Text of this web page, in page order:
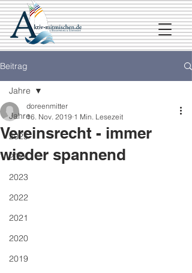
Beitrag
Jahre
2025
2024
2023
2022
2021
2020
2019
Jahre
Vereinsrecht - immer
wieder spannend
doreenmitter
16. Nov. 2019 1 Min. Lesezeit